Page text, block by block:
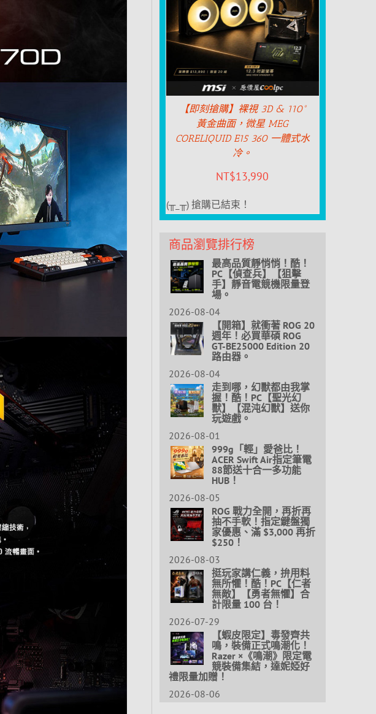
【即刻搶購】裸視 3D & 110°
黃金曲面，微星 MEG
CORELIQUID E15 360 一體式水
冷。
NT$13,990
(╥_╥) 搶購已結束！
商品瀏覽排行榜
最高品質靜悄悄！酷！
PC【偵查兵】【狙擊
手】靜音電競機限量登
場。
2026-08-04
【開箱】就衝著 ROG 20
週年！必買華碩 ROG
GT-BE25000 Edition 20
路由器。
2026-08-04
走到哪，幻獸都由我掌
握！酷！PC【聖光幻
獸】【混沌幻獸】送你
玩遊戲。
2026-08-01
999g「輕」愛爸比！
ACER Swift Air指定筆電
88節送十合一多功能
HUB！
2026-08-05
ROG 戰力全開，再折再
抽不手軟！指定鍵盤獨
家優惠、滿 $3,000 再折
$250！
2026-08-03
挺玩家講仁義，拚用料
無所懼！酷！PC【仁者
無敵】【勇者無懼】合
計限量 100 台！
2026-07-29
【蝦皮限定】毒發齊共
鳴，裝備正式鳴潮化！
Razer ×《鳴潮》限定電
競裝備集結，達妮婭好
禮限量加贈！
2026-08-06